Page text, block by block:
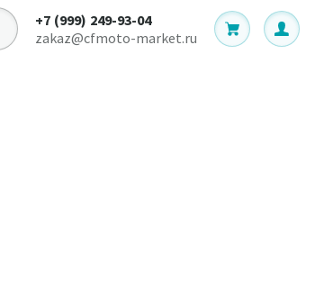
+7 (999) 249-93-04
zakaz@cfmoto-market.ru